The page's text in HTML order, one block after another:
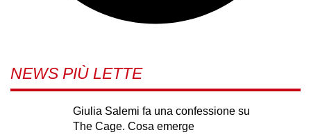
NEWS PIÙ LETTE
Giulia Salemi fa una confessione su
The Cage. Cosa emerge